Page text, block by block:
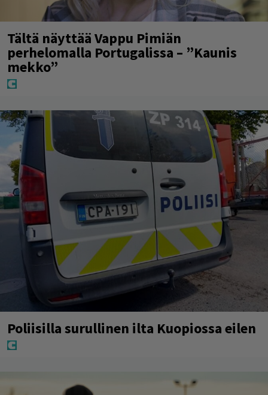
Tältä näyttää Vappu Pimiän
perhelomalla Portugalissa – ”Kaunis
mekko”
Poliisilla surullinen ilta Kuopiossa eilen